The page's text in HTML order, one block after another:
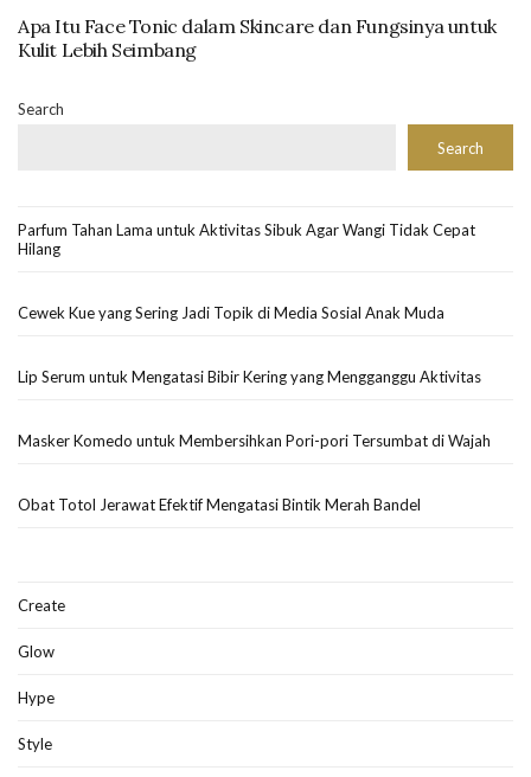
Apa Itu Face Tonic dalam Skincare dan Fungsinya untuk
Kulit Lebih Seimbang
Search
Search
Parfum Tahan Lama untuk Aktivitas Sibuk Agar Wangi Tidak Cepat
Hilang
Cewek Kue yang Sering Jadi Topik di Media Sosial Anak Muda
Lip Serum untuk Mengatasi Bibir Kering yang Mengganggu Aktivitas
Masker Komedo untuk Membersihkan Pori-pori Tersumbat di Wajah
Obat Totol Jerawat Efektif Mengatasi Bintik Merah Bandel
Create
Glow
Hype
Style